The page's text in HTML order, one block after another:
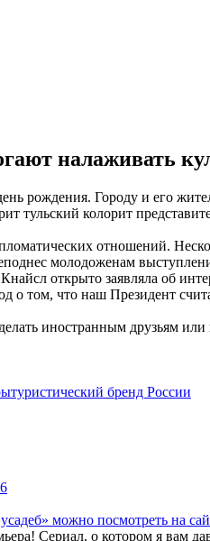
налаживать
рождения. Городу и его
тульский колорит
отношений.
молодоженам
открыто заявляла об
о том, что наш Президент
иностранным друзьям
туристический бренд России
6
можно посмотреть на
Сериал, о котором я вам